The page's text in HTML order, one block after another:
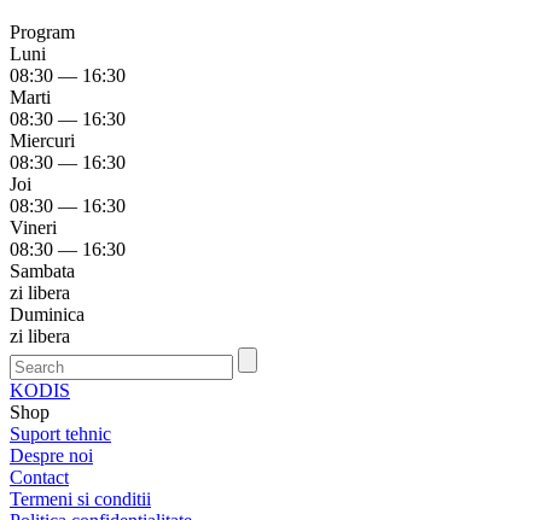
Program
Luni
08:30 — 16:30
Marti
08:30 — 16:30
Miercuri
08:30 — 16:30
Joi
08:30 — 16:30
Vineri
08:30 — 16:30
Sambata
zi libera
Duminica
zi libera
KODIS
Shop
Suport tehnic
Despre noi
Contact
Termeni si conditii